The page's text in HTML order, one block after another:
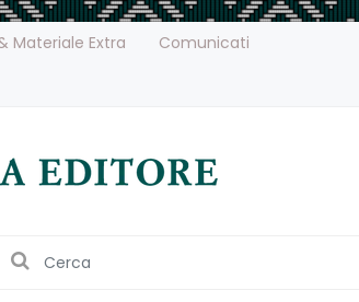
Materiale Extra
Comunicati